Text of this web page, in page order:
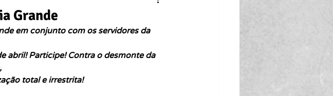
Grande
em conjunto com os servidores da
abril! Participe! Contra o desmonte da
total e irrestrita!